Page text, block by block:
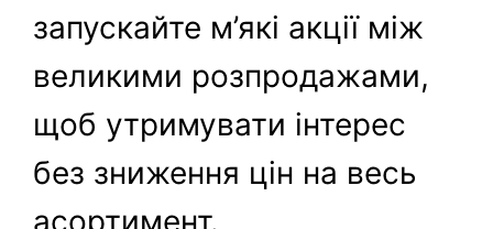
запускайте м’які акції між
великими розпродажами,
щоб утримувати інтерес
без зниження цін на весь
асортимент.